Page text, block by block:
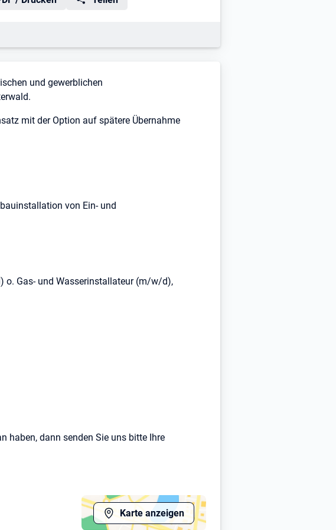
und gewerblichen
mit der Option auf spätere Übernahme
von Ein- und
o. Gas- und Wasserinstallateur (m/w/d),
haben, dann senden Sie uns bitte Ihre
Karte anzeigen